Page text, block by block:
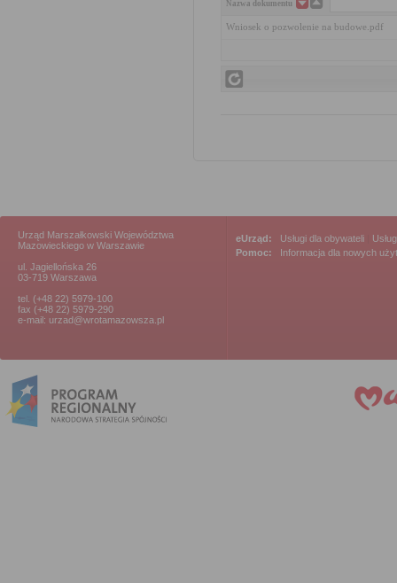
Nazwa dokumentu
Wniosek o pozwolenie na budowe.pdf
Urząd Marszałkowski Województwa
Mazowieckiego w Warszawie
ul. Jagiellońska 26
03-719 Warszawa
tel. (+48 22) 5979-100
fax (+48 22) 5979-290
e-mail: urzad@wrotamazowsza.pl
eUrząd: Usługi dla obywateli
Pomoc:
Informacja dla nowych